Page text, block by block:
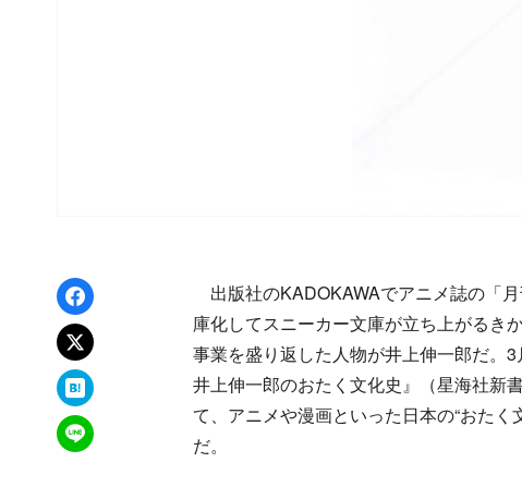
Facebookでシェア
xでポスト
はてなブックマーク
LINEで送る
出版社のKADOKAWAでアニメ誌の「
庫化してスニーカー文庫が立ち上がるき
事業を盛り返した人物が井上伸一郎だ。
井上伸一郎のおたく文化史』（星海社新
て、アニメや漫画といった日本の“おた
だ。